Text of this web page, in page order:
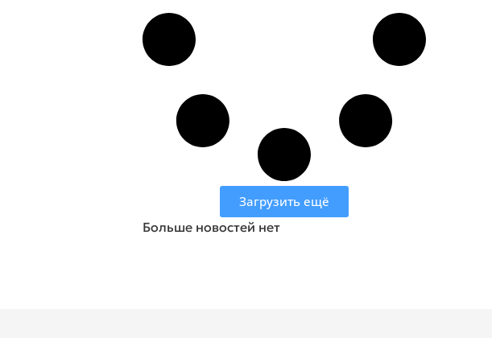
Загрузить ещё
Больше новостей нет